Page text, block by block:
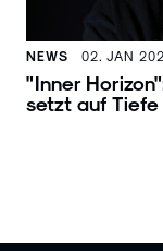
NEWS 02. JAN
"Inner
setzt auf Tiefe